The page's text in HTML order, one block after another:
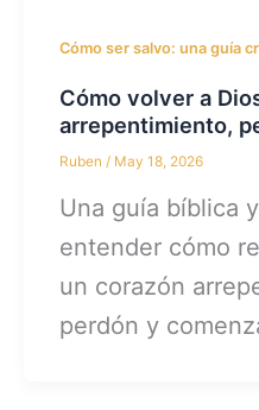
Cómo ser salvo: una guía
Cómo volver a
arrepentimiento,
Ruben/ May 18, 2026
Una guía bíblica
entender cómo
un corazón
perdón y